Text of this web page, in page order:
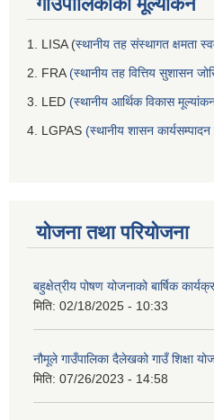
1. LISA (स्थानीय तह संस्थागत क्षमता
2. FRA(स्थानीय तह वित्तिय सुशासन
3. LED (स्थानीय आर्थिक विकास
4. LGPAS (स्थानीय शासन
योजना तथा परियोजना
बहुक्षेत्रीय पोषण योजनाको बार्षिक
मिति: 02/18/2025 - 10:33
नौमूले गाउँपालिका दैलेखको गाउँ शिक्षा
मिति: 07/26/2023 - 14:58